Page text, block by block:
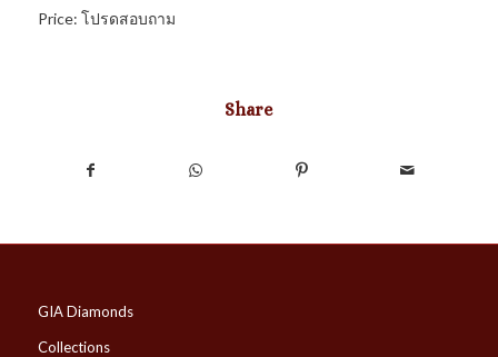
Price: โปรดสอบถาม
Share
GIA Diamonds
Collections